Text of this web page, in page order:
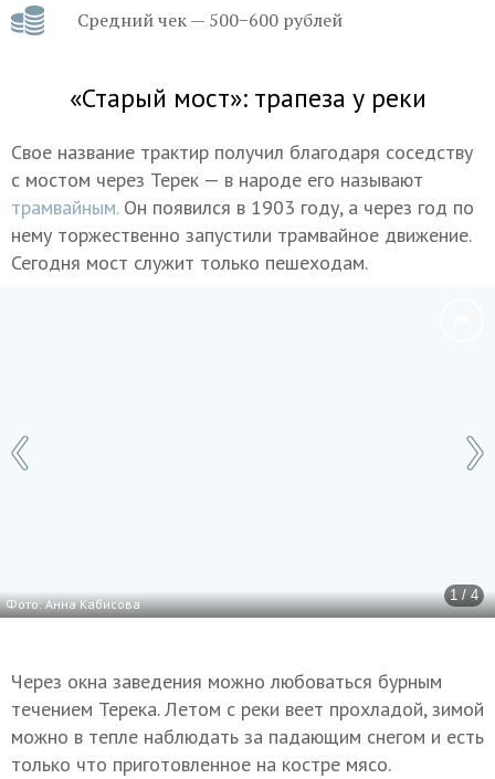
Средний чек — 500−600 рублей
«Старый мост»: трапеза у реки
Свое название трактир получил благодаря соседству
с мостом через Терек — в народе его называют
трамвайным.Он появился в 1903 году, а через год по
нему торжественно запустили трамвайное движение.
Сегодня мост служит только пешеходам.
1 / 4
Фото: Анна Кабисова
Через окна заведения можно любоваться бурным
течением Терека. Летом с реки веет прохладой, зимой
можно в тепле наблюдать за падающим снегом и есть
только что приготовленное на костре мясо.